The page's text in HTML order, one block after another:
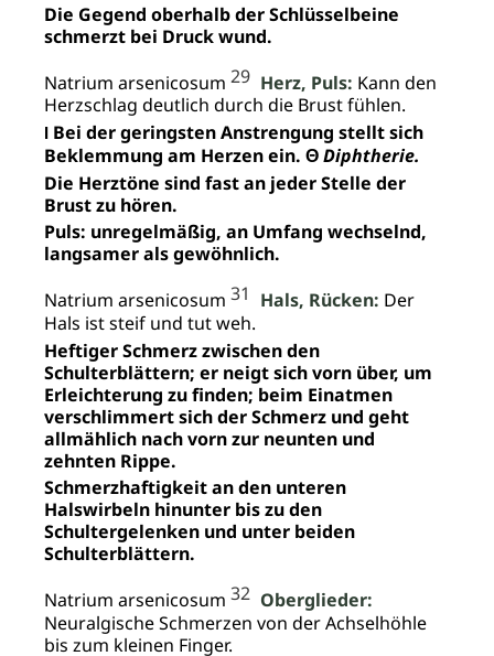
Die Gegend oberhalb der Schlüsselbeine
schmerzt bei Druck wund.
Natrium arsenicosum 29 Herz, Puls: Kann den
Herzschlag deutlich durch die Brust fühlen.
Bei der geringsten Anstrengung stellt sich
Beklemmung am Herzen ein. ΘDiphtherie.
Die Herztöne sind fast an jeder Stelle der
Brust zu hören.
Puls: unregelmäßig, an Umfang wechselnd,
langsamer als gewöhnlich.
Natrium arsenicosum 31 Hals, Rücken: Der
Hals ist steif und tut weh.
Heftiger Schmerz zwischen den
Schulterblättern; er neigt sich vorn über, um
Erleichterung zu finden; beim Einatmen
verschlimmert sich der Schmerz und geht
allmählich nach vorn zur neunten und
zehnten Rippe.
Schmerzhaftigkeit an den unteren
Halswirbeln hinunter bis zu den
Schultergelenken und unter beiden
Schulterblättern.
Natrium arsenicosum 32 Oberglieder:
Neuralgische Schmerzen von der Achselhöhle
bis zum kleinen Finger.